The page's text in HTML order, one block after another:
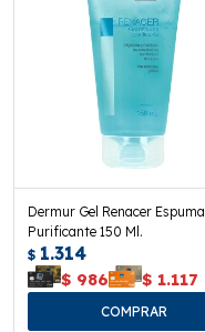
Dermur Gel Renacer Espuma
Purificante 150 Ml.
$ 1.314
$ 986 $ 1.117